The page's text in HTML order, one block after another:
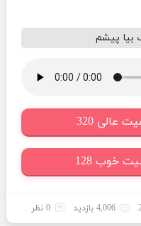
بیا پیشم
عالی 320
خوب 128
4,006 بازدید 0 نظر